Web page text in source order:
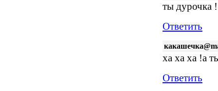
ты дурочка
Ответить
ха ха ха !а
Ответить